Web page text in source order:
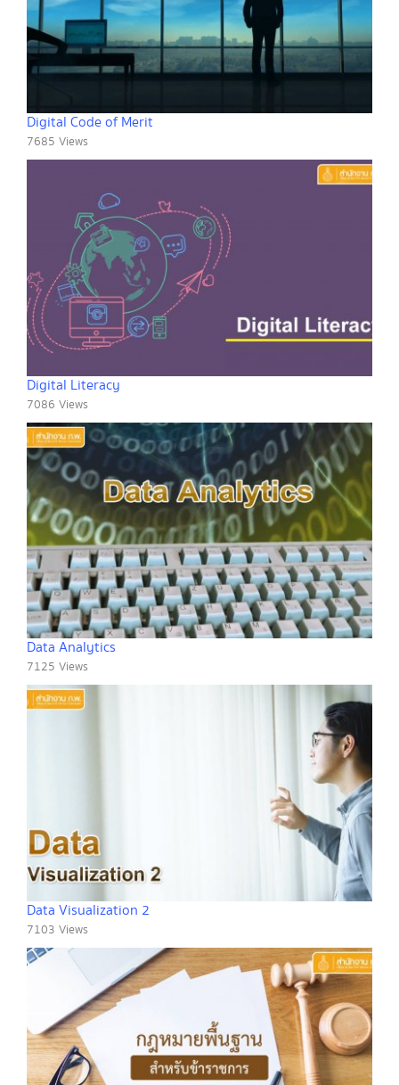
Digital Code of Merit
7685 Views
Digital Literacy
7086 Views
Data Analytics
7125 Views
Data Visualization 2
7103 Views